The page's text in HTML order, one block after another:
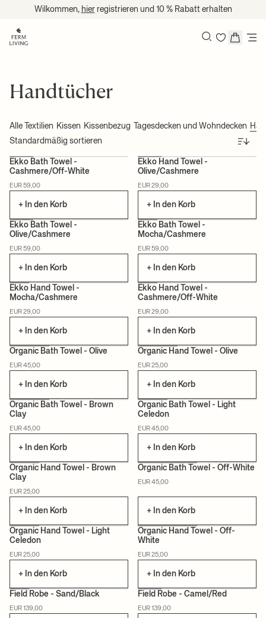
Zum Inhalt springen
Wilkommen, hierregistrieren und 10 % Rabatt erhalten
Handtücher
Alle Textilien Kissen Kissenbezug Tagesdecken und Wohndecken
Sortieren
NEU
Ekko Bath Towel -
Cashmere/Off-White
EUR 59,00
+ In den Korb
NEU
Ekko Hand Towel -
Olive/Cashmere
EUR 29,00
+ In den Korb
NEU
Ekko Bath Towel -
Olive/Cashmere
EUR 59,00
+ In den Korb
NEU
Ekko Bath Towel -
Mocha/Cashmere
EUR 59,00
+ In den Korb
NEU
Ekko Hand Towel -
Mocha/Cashmere
EUR 29,00
+ In den Korb
NEU
Ekko Hand Towel -
Cashmere/Off-White
EUR 29,00
+ In den Korb
ZERTIFIZIERT
Organic Bath Towel - Olive
EUR 45,00
+ In den Korb
ZERTIFIZIERT
Organic Hand Towel - Olive
EUR 25,00
+ In den Korb
ZERTIFIZIERT
Organic Bath Towel - Brown
Clay
EUR 45,00
+ In den Korb
ZERTIFIZIERT
Organic Bath Towel - Light
Celedon
EUR 45,00
+ In den Korb
ZERTIFIZIERT
Organic Hand Towel - Brown
Clay
EUR 25,00
+ In den Korb
Organic Bath Towel - Off-White
EUR 45,00
+ In den Korb
ZERTIFIZIERT
Organic Hand Towel - Light
Celedon
EUR 25,00
+ In den Korb
ZERTIFIZIERT
Organic Hand Towel - Off-
White
EUR 25,00
+ In den Korb
Field Robe - Sand/Black
EUR 139,00
Field Robe - Camel/Red
EUR 139,00